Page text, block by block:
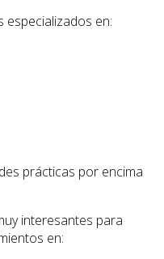
especializados en:
prácticas por encima
interesantes para
en: